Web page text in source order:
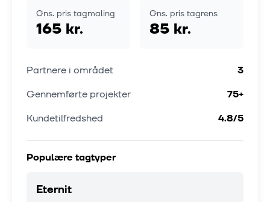
Gns. pris tagmaling
165 kr.
Gns. pris tagrens
85 kr.
Partnere i området
3
Gennemførte projekter
75+
Kundetilfredshed
4.8/5
Populære tagtyper
Eternit